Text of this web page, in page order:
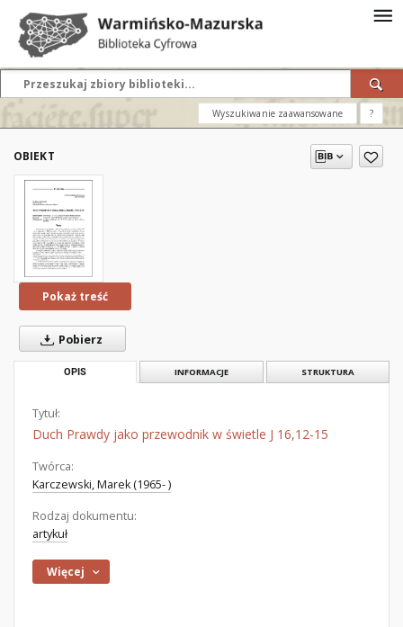
Wyszukiwanie zaawansowane ?
OBIEKT
Pokaż treść
Pobierz
OPIS INFORMACJE STRUKTURA
Tytuł:
Duch Prawdy jako przewodnik w świetle J 16,12-15
Twórca:
Karczewski, Marek (1965- )
Rodzaj dokumentu:
artykuł
Więcej